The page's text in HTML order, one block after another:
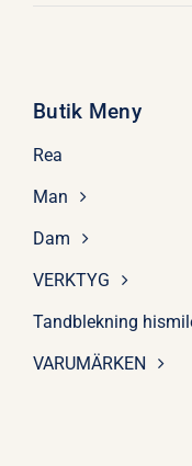
Butik Meny
Rea
Man
Dam
VERKTYG
Tandblekning
VARUMÄRKEN